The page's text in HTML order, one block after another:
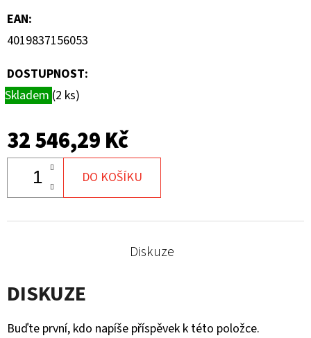
EAN:
4019837156053
DOSTUPNOST:
Skladem (2 ks)
32 546,29 Kč
DO KOŠÍKU
Diskuze
DISKUZE
Buďte první, kdo napíše příspěvek k této položce.